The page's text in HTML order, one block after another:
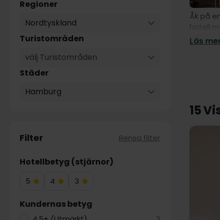
Regioner
Nordtyskland
Turistområden
välj Turistområden
Städer
Hamburg
Filter Rensa filter
Hotellbetyg (stjärnor)
5
5
4
4
3
3
Kundernas betyg
Åk på
hotell
helg
som
även
er för
Läs
15